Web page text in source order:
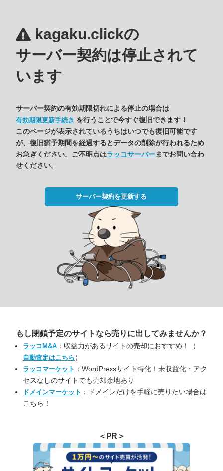
kagaku.clickの
サーバー契約は停止されて
います
サーバー契約の有効期限切れによる停止の場合は
有効期限更新手続き を行うことで今すぐ復旧できます！
このページが表示されているうちはいつでも復旧可能です
が、復旧猶予期間を経過するとデータの削除が行われるため
お急ぎください。ご不明点はラッコサーバーまでお問い合わ
せください。
サーバー契約を更新する
もし閉鎖予定のサイトなら売りに出してみませんか？
ラッコM&A ：収益力があるサイトの売却におすすめ！（
自動査定はこちら ）
ラッコマーケット ：WordPressサイト特化！未収益化・アク
セスなしのサイトでも売却余地あり
ドメインマーケット ：ドメインだけを手軽に売りたい場合は
こちら！
＜PR＞